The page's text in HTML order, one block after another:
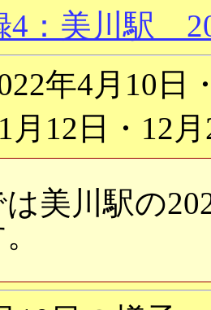
4：美川駅
年4月10日
月12日・12
美川駅の